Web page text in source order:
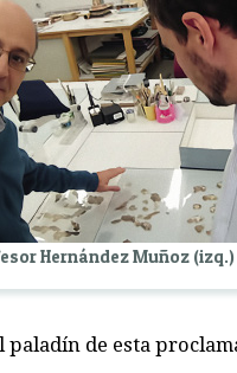
Hernández Muñoz (izq.)
paladín de esta